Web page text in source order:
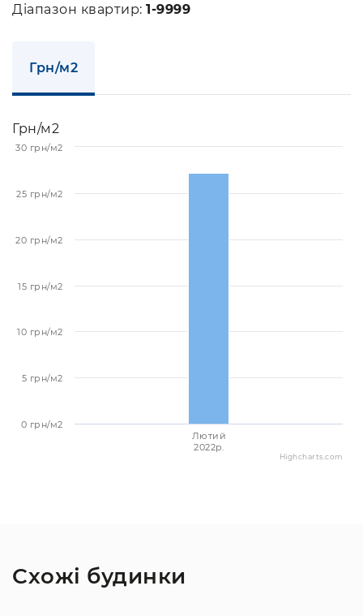
Діапазон квартир: 1-9999
Грн/м2
Грн/м2
Лютий
2022p.
0 грн/м2
5 грн/м2
10 грн/м2
15 грн/м2
20 грн/м2
25 грн/м2
30 грн/м2
Highcharts.com
Схожі будинки